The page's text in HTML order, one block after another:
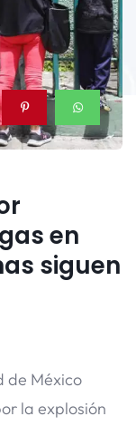
en
siguen
de México
la explosión